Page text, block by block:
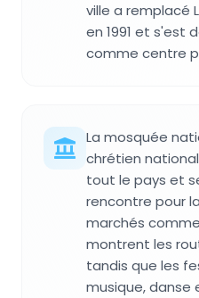
ville a remplacé
en 1991 et s'est
comme centre
La mosquée
chrétien
tout le pays et
rencontre pour
marchés
montrent les
tandis que les
musique,